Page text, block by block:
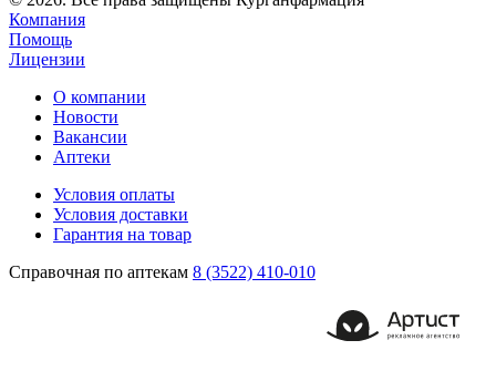
Компания
Помощь
Лицензии
О компании
Новости
Вакансии
Аптеки
Условия оплаты
Условия доставки
Гарантия на товар
Справочная по аптекам 8 (3522) 410-010